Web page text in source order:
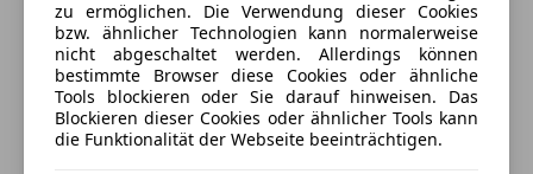
Alufelgen
Anhängerkupplung
Vorrüstung Entertainment-System im Fond
Sitzbezug:
Leder
Exterieur:
Anhängerzugvorrichtung
Frontscheiben-Waschdüsen und Außenspiegel
Auto einfach online versichern & Rabatt holen
Jetzt berechnen
zu ermöglichen. Die Verwendung dieser Cookies
bzw. ähnlicher Technologien kann normalerweise
nicht abgeschaltet werden. Allerdings können
bestimmte Browser diese Cookies oder ähnliche
Tools blockieren oder Sie darauf hinweisen. Das
Blockieren dieser Cookies oder ähnlicher Tools kann
die Funktionalität der Webseite beeinträchtigen.